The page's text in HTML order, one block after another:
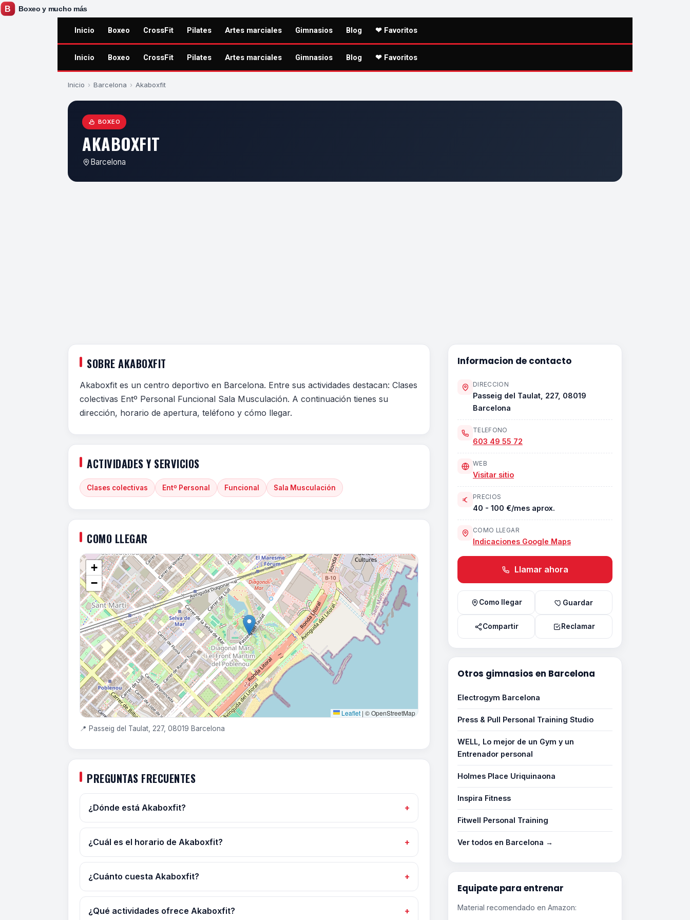
Inicio Boxeo CrossFit Pilates Artes marciales Gimnasios Blog ❤ Favoritos
Inicio Boxeo CrossFit Pilates Artes marciales Gimnasios Blog ❤ Favoritos
Inicio › Barcelona › Akaboxfit
BOXEO
AKABOXFIT
Barcelona
SOBRE AKABOXFIT
Akaboxfit es un centro deportivo en Barcelona. Entre sus actividades destacan: Clases
colectivas Entº Personal Funcional Sala Musculación. A continuación tienes su
dirección, horario de apertura, teléfono y cómo llegar.
ACTIVIDADES Y SERVICIOS
Clases colectivas Entº Personal Funcional Sala Musculación
COMO LLEGAR
+
−
Leaflet | © OpenStreetMap
📍 Passeig del Taulat, 227, 08019 Barcelona
PREGUNTAS FRECUENTES
¿Dónde está Akaboxfit?
¿Cuál es el horario de Akaboxfit?
¿Cuánto cuesta Akaboxfit?
¿Qué actividades ofrece Akaboxfit?
Informacion de contacto
DIRECCION
Passeig del Taulat, 227, 08019
Barcelona
TELEFONO
603 49 55 72
WEB
Visitar sitio
PRECIOS
40 - 100 €/mes aprox.
COMO LLEGAR
Indicaciones Google Maps
Llamar ahora
Como llegar Guardar
Compartir Reclamar
Otros gimnasios en Barcelona
Electrogym Barcelona
Press & Pull Personal Training Studio
WELL, Lo mejor de un Gym y un
Entrenador personal
Holmes Place Uriquinaona
Inspira Fitness
Fitwell Personal Training
Ver todos en Barcelona →
Equipate para entrenar
Material recomendado en Amazon: